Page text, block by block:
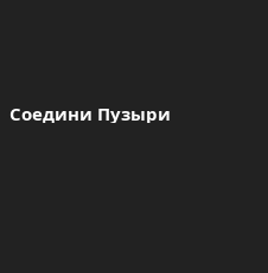
Соедини Пузыри